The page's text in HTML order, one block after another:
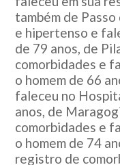
também de
e hipertenso e
de 79 anos, de
comorbidades e
o homem de 66
faleceu no
anos, de
comorbidades e
o homem de 74
registro de